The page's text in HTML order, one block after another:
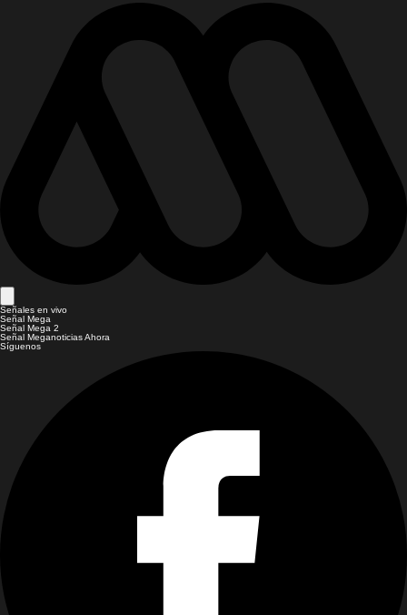
Señales en vivo
Señal Mega
Señal Mega 2
Señal Meganoticias Ahora
Síguenos